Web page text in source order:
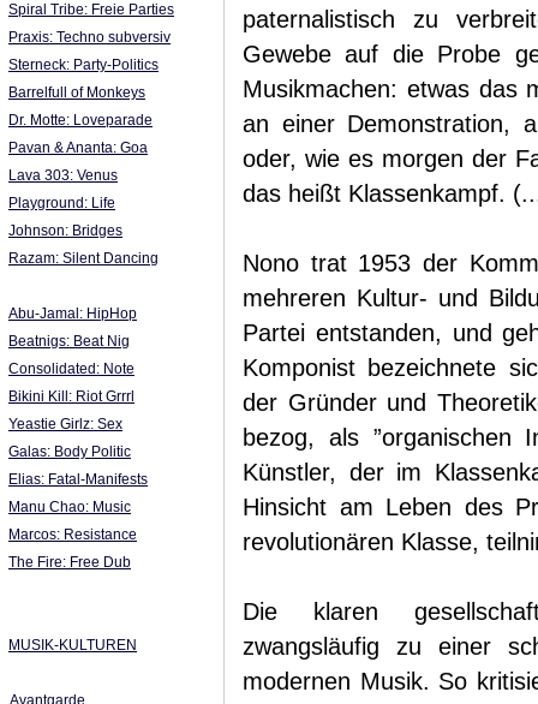
Spiral Tribe: Freie Parties
Praxis: Techno subversiv
Sterneck: Party-Politics
Barrelfull of Monkeys
Dr. Motte: Loveparade
Pavan & Ananta: Goa
Lava 303: Venus
Playground: Life
Johnson: Bridges
Razam: Silent Dancing
Abu-Jamal: HipHop
Beatnigs: Beat Nig
Consolidated: Note
Bikini Kill: Riot Grrrl
Yeastie Girlz: Sex
Galas: Body Politic
Elias: Fatal-Manifests
Manu Chao: Music
Marcos: Resistance
The Fire: Free Dub
MUSIK-KULTUREN
Avantgarde
paternalistisch zu
Gewebe auf die Probe
Musikmachen: etwas das
an einer Demonstration,
oder, wie es morgen der
das heißt Klassenkampf.
Nono trat 1953 der
mehreren Kultur- und
Partei entstanden, und
Komponist bezeichnete
der Gründer und
bezog, als ”organischen
Künstler, der im
Hinsicht am Leben des
revolutionären Klasse,
Die klaren
zwangsläufig zu einer
modernen Musik. So